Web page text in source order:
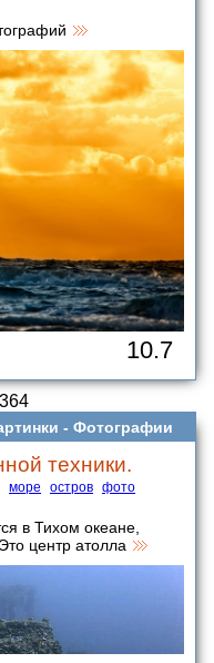
10.7
- Фотографии
техники.
море остров фото
в Тихом океане,
центр атолла